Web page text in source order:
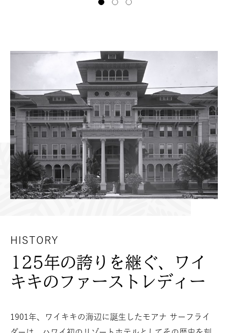
1 of 31 of 31 of 3
HISTORY
125年の誇りを継ぐ、ワイ
キキのファーストレディー
1901年、ワイキキの海辺に誕生したモアナ サーフライ